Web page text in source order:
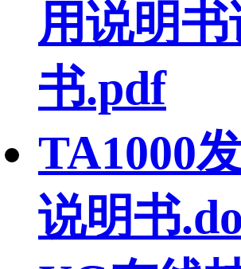
用说明书
书.pdf
TA1000
说明书